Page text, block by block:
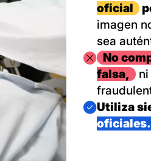
oficial
imagen
sea
Imagen
No
falsa,
Imagen
Utiliza
oficiales.